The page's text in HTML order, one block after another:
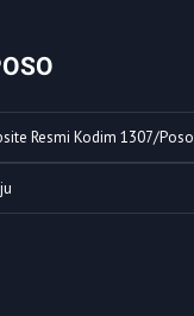
Resmi Kodim 1307/Poso